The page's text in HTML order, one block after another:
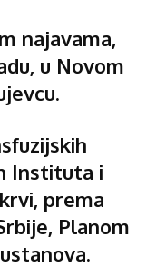
najavama,
u Novom
Instituta i
prema
Planom
.